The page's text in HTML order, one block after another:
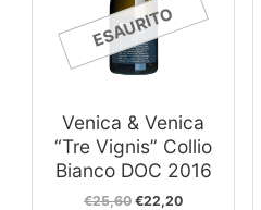
ESAURITO
Venica & Venica
“Tre Vignis” Collio
Bianco DOC 2016
€25,60 Il
€22,20Il